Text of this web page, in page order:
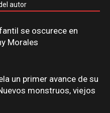
autor
se oscurece en
Morales
un primer avance de su
monstruos, viejos